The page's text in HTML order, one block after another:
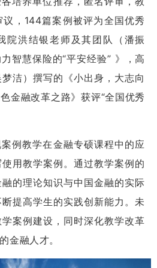
，144篇案例被评为全国优秀
院洪结银老师及其团队（潘振
智慧保险的“平安经验” 》，高
洁）撰写的《小出身，大志向
金融改革之路》获评“全国优秀
例教学在金融专硕课程中的应
用教学案例。通过教学案例的
的理论知识与中国金融的实际
提高学生的实践创新能力。未
案例建设，同时深化教学改革
金融人才。